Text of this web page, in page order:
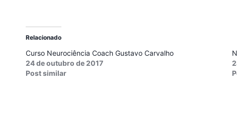
Relacionado
Curso Neurociência Coach Gustavo Carvalho
24 de outubro de 2017
Post similar